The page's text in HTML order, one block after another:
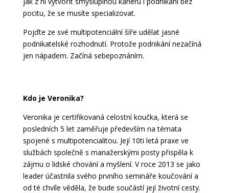
pocitu, že se musíte specializovat.
Pojďte ze své multipotenciální šíře udělat jasné
podnikatelské rozhodnutí. Protože podnikání nezačíná
jen nápadem. Začíná sebepoznáním.
Kdo je Veronika?
Veronika je certifikovaná celostní koučka, která se
posledních 5 let zaměřuje především na témata
spojené s multipotencialitou. Její 10ti letá praxe ve
službách společně s manažerskými posty přispěla k
zájmu o lidské chování a myšlení. V roce 2013 se jako
leader účastnila svého prvního semináře koučování a
od té chvíle věděla, že bude součástí její životní cesty.